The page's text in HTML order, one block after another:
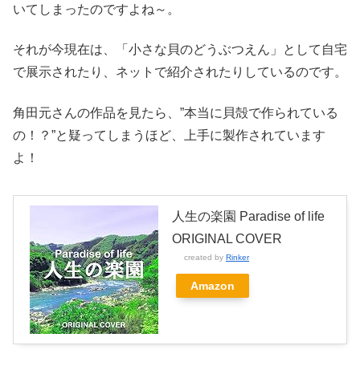
いてしまったのですよね～。
それが今現在は、「小さな貝のどうぶつえん」として自宅
で展示されたり、ネットで紹介されたりしているのです。
角田元さんの作品を見たら、”本当に貝殻で作られている
の！？”と疑ってしまうほど、上手に製作されています
よ！
人生の楽園 Paradise of life
ORIGINAL COVER
created by Rinker
Amazon